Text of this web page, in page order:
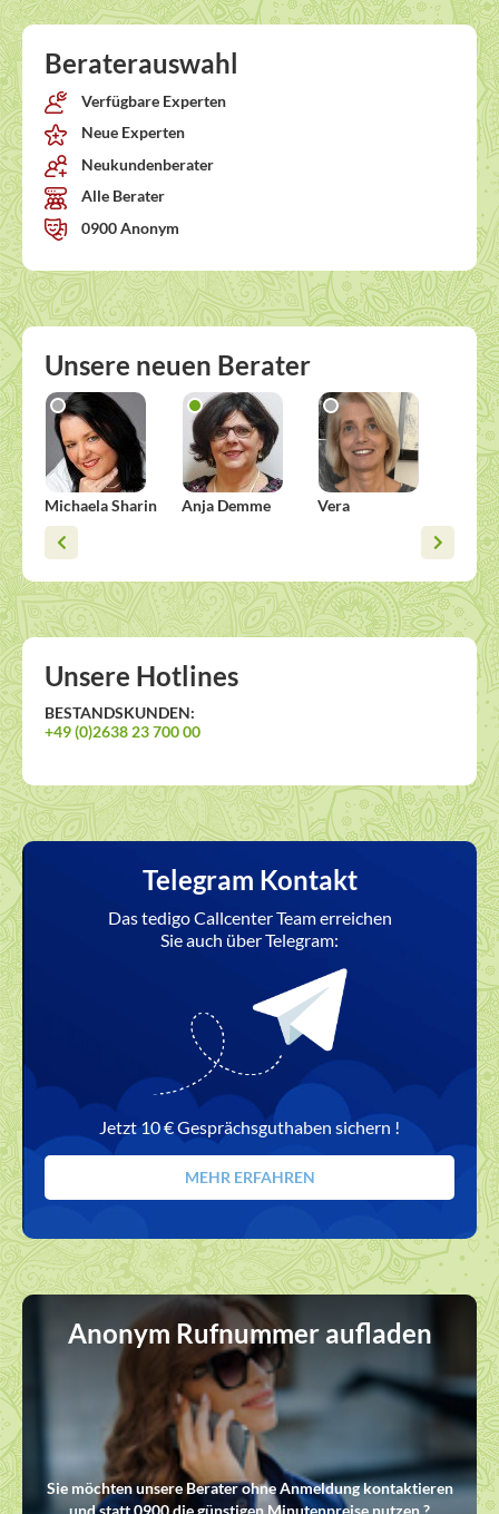
Beraterauswahl
Verfügbare Experten
Neue Experten
Neukundenberater
Alle Berater
0900 Anonym
Unsere neuen Berater
Michaela Sharin Anja Demme Vera Esther
Unsere Hotlines
BESTANDSKUNDEN:
+49 (0)2638 23 700 00
Telegram Kontakt
Das tedigo Callcenter Team erreichen
Sie auch über Telegram:
Jetzt 10 € Gesprächsguthaben sichern !
MEHR ERFAHREN
Anonym Rufnummer aufladen
Sie möchten unsere Berater ohne Anmeldung kontaktieren
und statt 0900 die günstigen Minutenpreise nutzen ?